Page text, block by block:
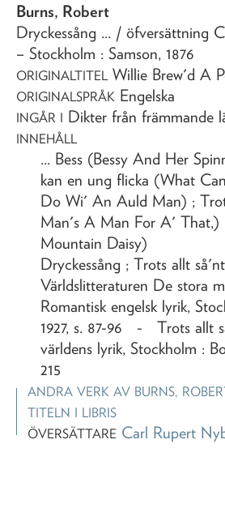
Burns, Robert
Dryckessång ... / öfversättning
– Stockholm : Samson, 1876
ORIGINALTITEL Willie Brew'd A
ORIGINALSPRÅK Engelska
INGÅR I Dikter från främmande
INNEHÅLL
... Bess (Bessy And Her
kan en ung flicka (What
Do Wi' An Auld Man) ;
Man's A Man For A' That,)
Mountain Daisy)
Dryckessång ; Trots allt
Världslitteraturen De stora
Romantisk engelsk lyrik,
1927, s. 87-96 - Trots allt
världens lyrik, Stockholm :
215
ANDRA VERK AV BURNS,
TITELN I LIBRIS
ÖVERSÄTTARE Carl Rupert